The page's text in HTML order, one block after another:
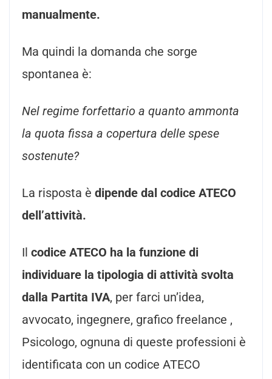
manualmente.
Ma quindi la domanda che sorge
spontanea è:
Nel regime forfettario a quanto ammonta
la quota fissa a copertura delle spese
sostenute?
La risposta è dipende dal codice ATECO
dell’attività.
Il codice ATECO ha la funzione di
individuare la tipologia di attività svolta
dalla Partita IVA, per farci un’idea,
avvocato, ingegnere, grafico freelance ,
Psicologo, ognuna di queste professioni è
identificata con un codice ATECO